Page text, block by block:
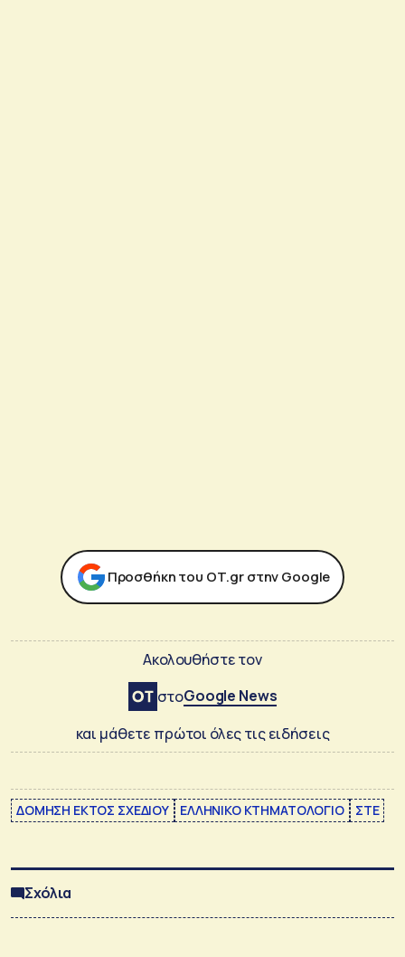
Προσθήκη του ΟΤ.gr στην Google
Ακολουθήστε τον
στοGoogle News
και μάθετε πρώτοι όλες τις ειδήσεις
ΔΟΜΗΣΗ ΕΚΤΟΣ ΣΧΕΔΙΟΥ ΕΛΛΗΝΙΚΟ ΚΤΗΜΑΤΟΛΟΓΙΟ ΣΤΕ
Σχόλια